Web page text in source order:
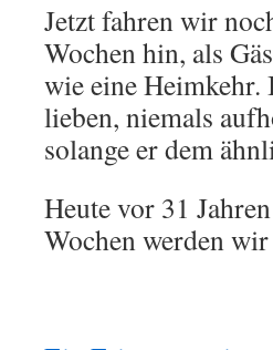
Jetzt fahren wir
Wochen hin, als
wie eine Heimkehr.
lieben, niemals
solange er dem
Heute vor 31
Wochen werden